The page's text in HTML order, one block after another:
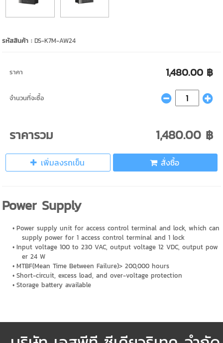
รหัสสินค้า :DS-K7M-AW24
ราคา 1,480.00 ฿
จำนวนที่จะซื้อ
ราคารวม 1,480.00 ฿
เพิ่มลงรถเข็น สั่งซื้อ
Power Supply
Power supply unit for access control terminal and lock, which can
supply power for 1 access control terminal and 1 lock
Input voltage 100 to 230 VAC, output voltage 12 VDC, output pow
er 24 W
MTBF(Mean Time Between Failure)> 200,000 hours
Short-circuit, excess load, and over-voltage protection
Storage battery available